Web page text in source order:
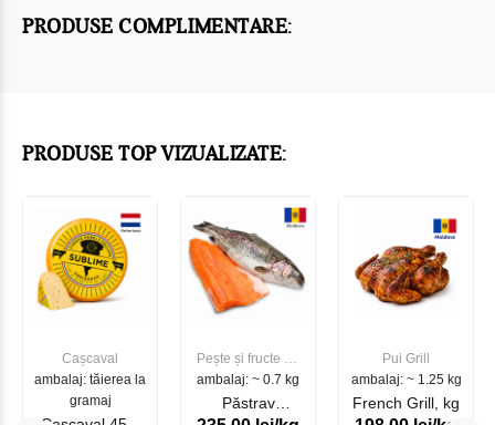
PRODUSE COMPLIMENTARE:
PRODUSE TOP VIZUALIZATE:
Cașcaval
ambalaj: tăierea la
gramaj
Pește și fructe de
mare
ambalaj: ~ 0.7 kg
Păstrav
Pui Grill
ambalaj: ~ 1.25 kg
French Grill, kg